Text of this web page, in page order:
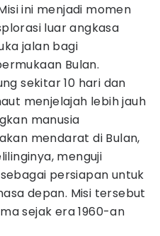
ini menjadi momen
luar angkasa
jalan bagi
Bulan.
sekitar 10 hari dan
menjelajah lebih jauh
manusia
mendarat di Bulan,
menguji
persiapan untuk
depan. Misi tersebut
sejak era 1960-an